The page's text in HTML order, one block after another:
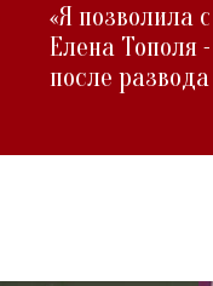
«Я позволила
Елена Тополя
после развода